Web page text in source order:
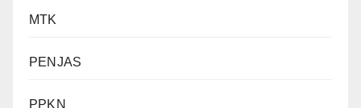
MTK
PENJAS
PPKN